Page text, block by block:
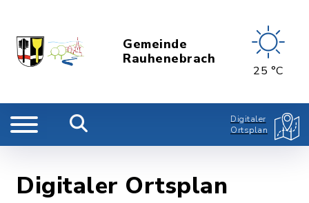
Gemeinde
Rauhenebrach
25 °C
Digitaler
Ortsplan
Digitaler Ortsplan